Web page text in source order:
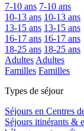
7-10 ans 7-10 ans
10-13 ans 10-13 ans
13-15 ans 13-15 ans
16-17 ans 16-17 ans
18-25 ans 18-25 ans
Adultes Adultes
Familles Familles
Types de séjour
Séjours en Centres
Séjours itinérants &